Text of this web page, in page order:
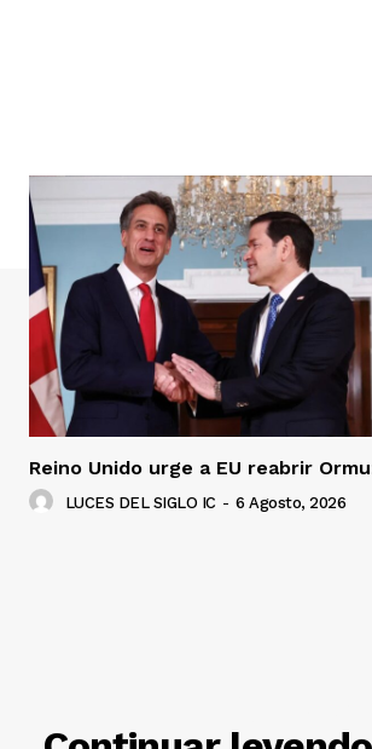
Reino Unido urge a EU reabrir
LUCES DEL SIGLO IC - 6 Agosto, 2026